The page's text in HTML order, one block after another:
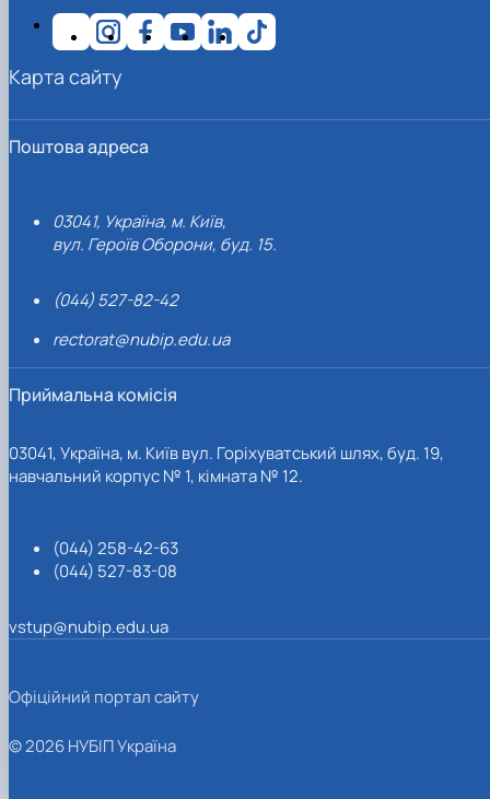
Поштова адреса
03041, Україна, м. Київ,
вул. Героїв Оборони, буд. 15.
(044) 527-82-42
rectorat@nubip.edu.ua
Приймальна комісія
03041, Україна, м. Київ вул. Горіхуватський шлях, буд. 19,
навчальний корпус № 1, кімната № 12.
(044) 258-42-63
(044) 527-83-08
vstup@nubip.edu.ua
Карта сайту
Офіційний портал сайту
© 2026 НУБІП Україна